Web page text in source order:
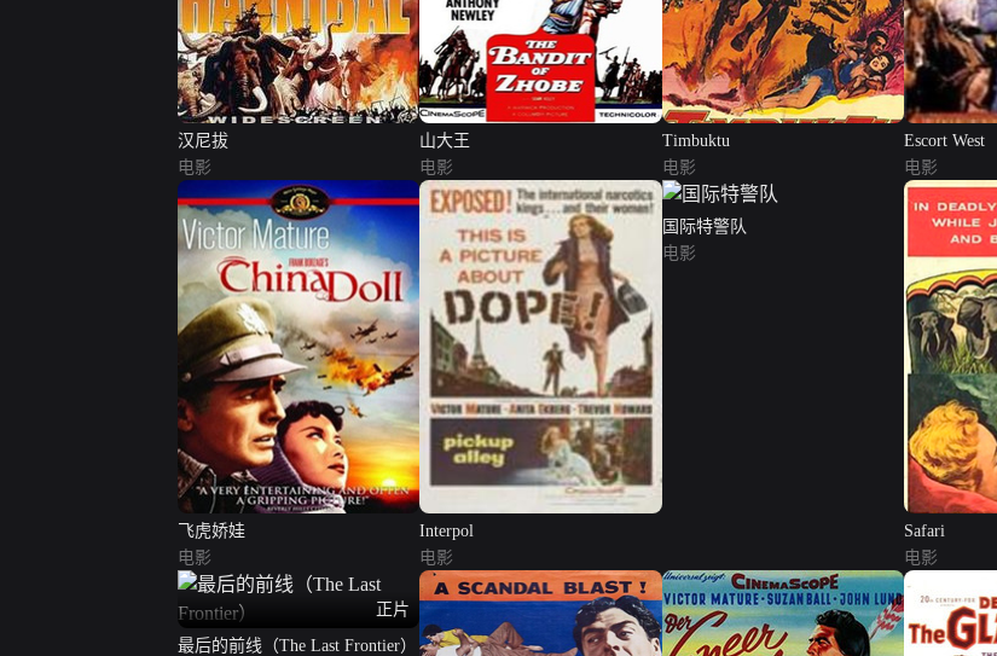
汉尼拔
电影
山大王
电影
Timbuktu
电影
Escort West
电影
飞虎娇娃
电影
Interpol
电影
国际特警队
电影
Safari
电影
正片
最后的前线（The Last Frontier）